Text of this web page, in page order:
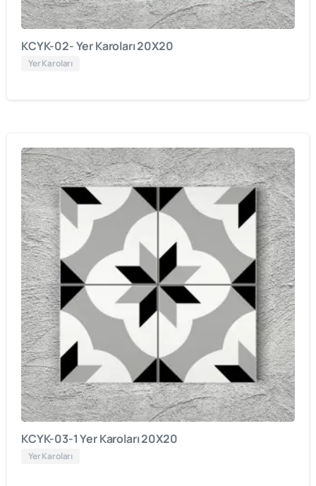
KCYK-02- Yer Karoları 20X20
Yer Karoları
KCYK-03-1 Yer Karoları 20X20
Yer Karoları